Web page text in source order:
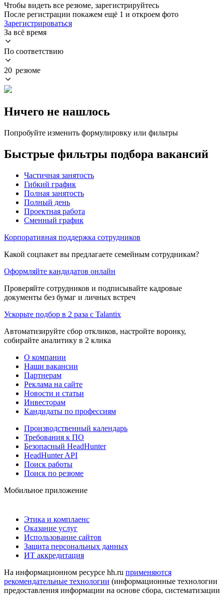
Чтобы видеть все резюме, зарегистрируйтесь
После регистрации покажем ещё 1 и откроем фото
Зарегистрироваться
За всё время
По соответствию
20 резюме
Ничего не нашлось
Попробуйте изменить формулировку или фильтры
Быстрые фильтры подбора вакансий
Частичная занятость
Гибкий график
Полная занятость
Полный день
Проектная работа
Сменный график
Корпоративная поддержка сотрудников
Какой соцпакет вы предлагаете семейным сотрудникам?
Оформляйте кандидатов онлайн
Проверяйте сотрудников и подписывайте кадровые
документы без бумаг и личных встреч
Ускорьте подбор в 2 раза с Talantix
Автоматизируйте сбор откликов, настройте воронку,
собирайте аналитику в 2 клика
О компании
Наши вакансии
Партнерам
Реклама на сайте
Новости и статьи
Инвесторам
Кандидаты по профессиям
Производственный календарь
Требования к ПО
Безопасный HeadHunter
HeadHunter API
Поиск работы
Поиск по резюме
Мобильное приложение
Этика и комплаенс
Оказание услуг
Использование сайтов
Защита персональных данных
ИТ аккредитация
На информационном ресурсе hh.ru применяются
рекомендательные технологии (информационные технологии
предоставления информации на основе сбора, систематизации